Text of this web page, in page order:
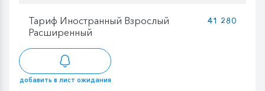
Тариф Иностранный Взрослый
Расширенный
41 280
добавить в лист ожидания